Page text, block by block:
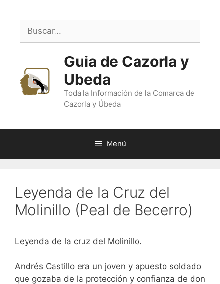
contenido
Buscar:
Guia de Cazorla y
Ubeda
Toda la Información de la Comarca de
Cazorla y Úbeda
Menú
Leyenda de la Cruz del
Molinillo (Peal de Becerro)
Leyenda de la cruz del Molinillo.
Andrés Castillo era un joven y apuesto soldado
que gozaba de la protección y confianza de don